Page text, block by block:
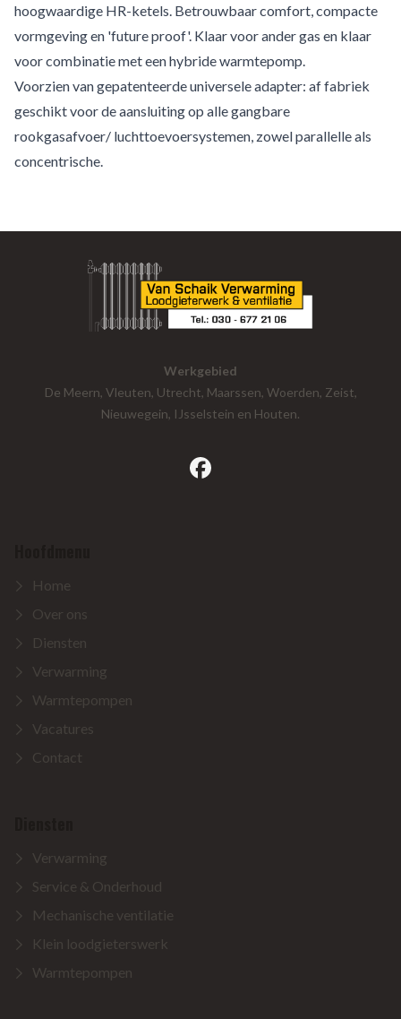
hoogwaardige HR-ketels. Betrouwbaar comfort, compacte
vormgeving en 'future proof'. Klaar voor ander gas en klaar
voor combinatie met een hybride warmtepomp.
Voorzien van gepatenteerde universele adapter: af fabriek
geschikt voor de aansluiting op alle gangbare
rookgasafvoer/ luchttoevoersystemen, zowel parallelle als
concentrische.
Werkgebied
De Meern, Vleuten, Utrecht, Maarssen, Woerden, Zeist,
Nieuwegein, IJsselstein en Houten.
facebook
Home
Over ons
Diensten
Verwarming
Warmtepompen
Vacatures
Contact
Verwarming
Service & Onderhoud
Mechanische ventilatie
Klein loodgieterswerk
Warmtepompen